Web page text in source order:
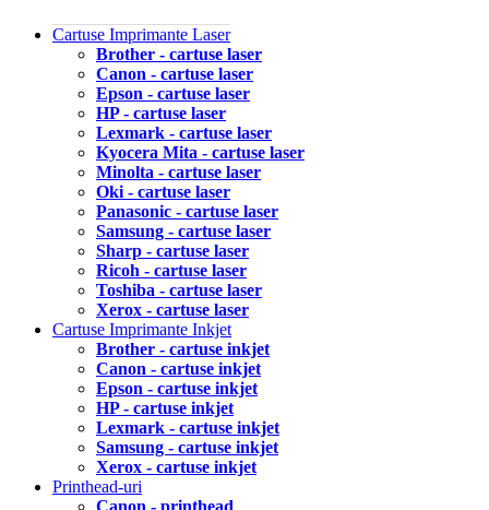
Cartuse Imprimante Laser
Brother - cartuse laser
Canon - cartuse laser
Epson - cartuse laser
HP - cartuse laser
Lexmark - cartuse laser
Kyocera Mita - cartuse laser
Minolta - cartuse laser
Oki - cartuse laser
Panasonic - cartuse laser
Samsung - cartuse laser
Sharp - cartuse laser
Ricoh - cartuse laser
Toshiba - cartuse laser
Xerox - cartuse laser
Cartuse Imprimante Inkjet
Brother - cartuse inkjet
Canon - cartuse inkjet
Epson - cartuse inkjet
HP - cartuse inkjet
Lexmark - cartuse inkjet
Samsung - cartuse inkjet
Xerox - cartuse inkjet
Printhead-uri
Canon - printhead